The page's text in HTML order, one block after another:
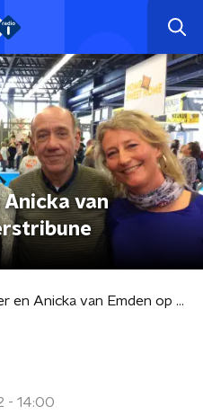
van
Peter Römer en Anicka van Emden op De Perstribune
- 14:00